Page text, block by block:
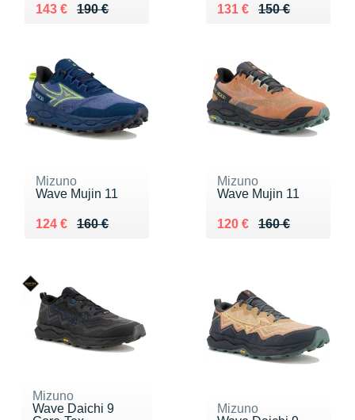
190 €
Au lieu de 190 €
143 €
Vendu 143 € 150 €
Au lieu de 150 €
131 €
Vendu 131 €
Mizuno
Wave Mujin 11
160 €
Au lieu de 160 €
124 €
Vendu 124 €
Mizuno
Wave Mujin 11
160 €
Au lieu de 160 €
120 €
Vendu 120 €
Mizuno
Wave Daichi 9
Mizuno